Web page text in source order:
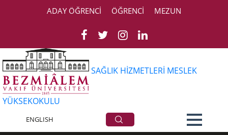
ADAY ÖĞRENCİ ÖĞRENCİ MEZUN
SAĞLIK HİZMETLERİ MESLEK
YÜKSEKOKULU
ENGLISH